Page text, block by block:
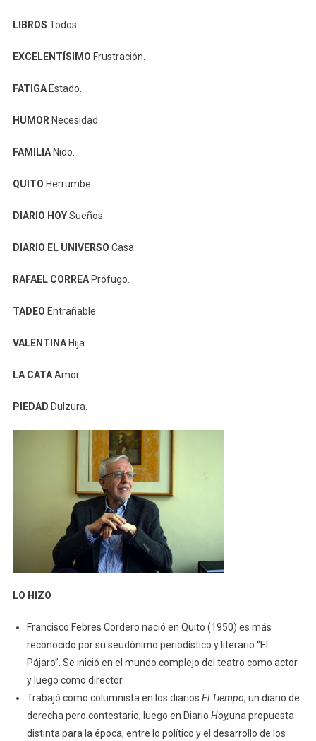
LIBROS Todos.
EXCELENTÍSIMO Frustración.
FATIGAEstado.
HUMORNecesidad.
FAMILIANido.
QUITO Herrumbe.
DIARIO HOYSueños.
DIARIO EL UNIVERSO Casa.
RAFAEL CORREAPrófugo.
TADEO Entrañable.
VALENTINAHija.
LA CATAAmor.
PIEDAD Dulzura.
LO HIZO
Francisco Febres Cordero nació en Quito (1950) es más
reconocido por su seudónimo periodístico y literario “El
Pájaro”. Se inició en el mundo complejo del teatro como actor
y luego como director.
Trabajó como columnista en los diarios El Tiempo, un diario de
derecha pero contestario; luego en Diario Hoy,una propuesta
distinta para la época, entre lo político y el desarrollo de los